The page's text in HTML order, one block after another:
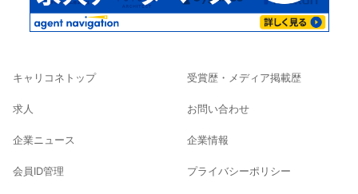
キャリコネトップ
求人
企業ニュース
会員ID管理
受賞歴・メディア掲載歴
お問い合わせ
企業情報
プライバシーポリシー